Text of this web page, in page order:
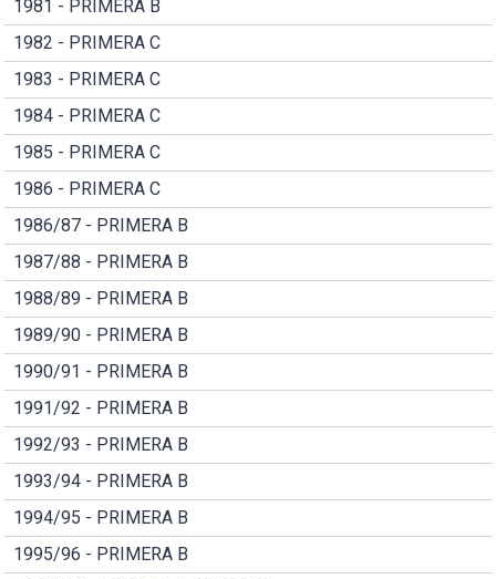
1981 - PRIMERA B
1982 - PRIMERA C
1983 - PRIMERA C
1984 - PRIMERA C
1985 - PRIMERA C
1986 - PRIMERA C
1986/87 - PRIMERA B
1987/88 - PRIMERA B
1988/89 - PRIMERA B
1989/90 - PRIMERA B
1990/91 - PRIMERA B
1991/92 - PRIMERA B
1992/93 - PRIMERA B
1993/94 - PRIMERA B
1994/95 - PRIMERA B
1995/96 - PRIMERA B